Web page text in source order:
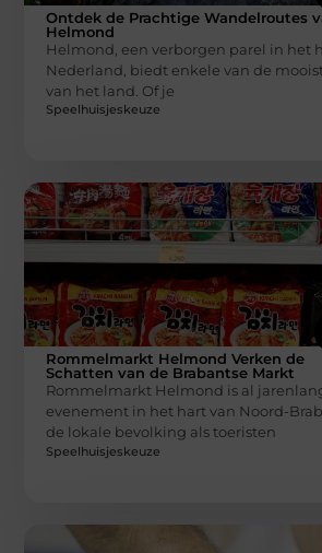
Ontdek de Prachtige Wandelroutes
Helmond
Helmond, een verborgen parel in het
Nederland, biedt enkele van de
van het land. Of je
Speelhuisjeskeuze
Rommelmarkt Helmond Verken de
Schatten van de Brabantse Markt
Rommelmarkt Helmond is al
evenement in het hart van Noord-
de lokale bevolking als toeristen
Speelhuisjeskeuze